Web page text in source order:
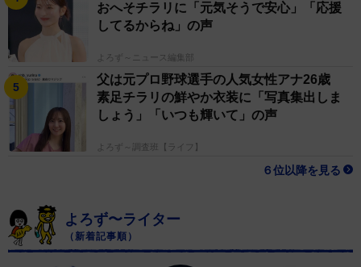
おへそチラリに「元気そうで安心」「応援
してるからね」の声
よろず～ニュース編集部
父は元プロ野球選手の人気女性アナ26歳
素足チラリの鮮やか衣装に「写真集出しま
しょう」「いつも輝いて」の声
よろず～調査班【ライフ】
６位以降を見る
よろず〜ライター
（新着記事順）